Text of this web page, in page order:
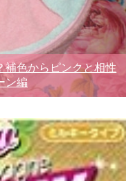
補色からピンクと相性
ン編